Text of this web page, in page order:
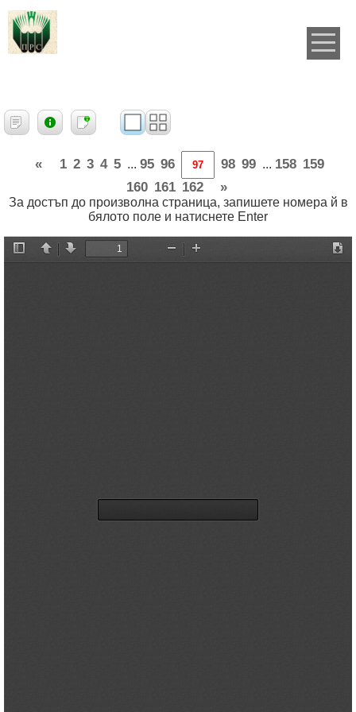
« 1 2 3 4 5 ... 95 96 98 99 ... 158 159
160 161 162 »
За достъп до произволна страница, запишете номера й в
бялото поле и натиснете Enter